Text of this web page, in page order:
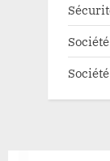
Société
Société